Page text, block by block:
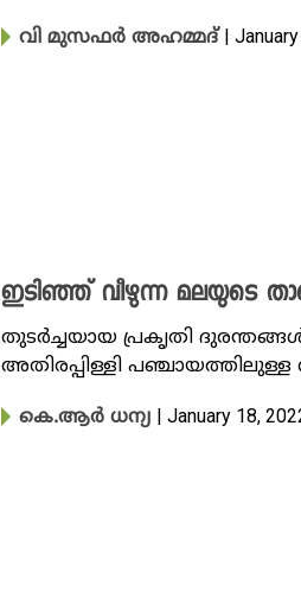
വി മുസഫർ അഹമ്മദ് |
ഇടിഞ്ഞ് വീഴുന്ന മലയുടെ
തുടർച്ചയായ പ്രകൃതി
അതിരപ്പിള്ളി
കെ.ആർ ധന്യ | January 18,